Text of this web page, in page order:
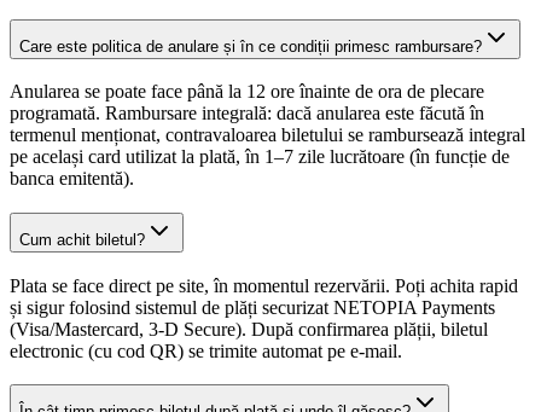
Care este politica de anulare și în ce condiții primesc rambursare?
Anularea se poate face până la 12 ore înainte de ora de plecare
programată. Rambursare integrală: dacă anularea este făcută în
termenul menționat, contravaloarea biletului se rambursează integral
pe același card utilizat la plată, în 1–7 zile lucrătoare (în funcție de
banca emitentă).
Cum achit biletul?
Plata se face direct pe site, în momentul rezervării. Poți achita rapid
și sigur folosind sistemul de plăți securizat NETOPIA Payments
(Visa/Mastercard, 3-D Secure). După confirmarea plății, biletul
electronic (cu cod QR) se trimite automat pe e-mail.